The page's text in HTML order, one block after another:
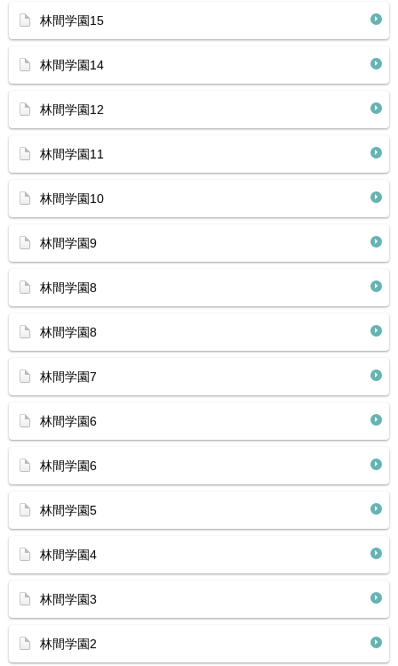
林間学園15
林間学園14
林間学園12
林間学園11
林間学園10
林間学園9
林間学園8
林間学園8
林間学園7
林間学園6
林間学園6
林間学園5
林間学園4
林間学園3
林間学園2